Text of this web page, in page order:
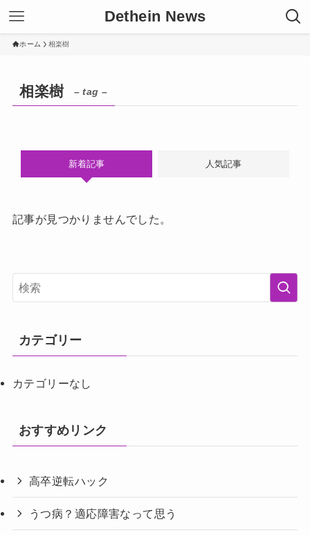
Dethein News
ホーム 相楽樹
相楽樹 – tag –
新着記事 人気記事
記事が見つかりませんでした。
カテゴリー
カテゴリーなし
おすすめリンク
高卒逆転ハック
うつ病？適応障害なって思う